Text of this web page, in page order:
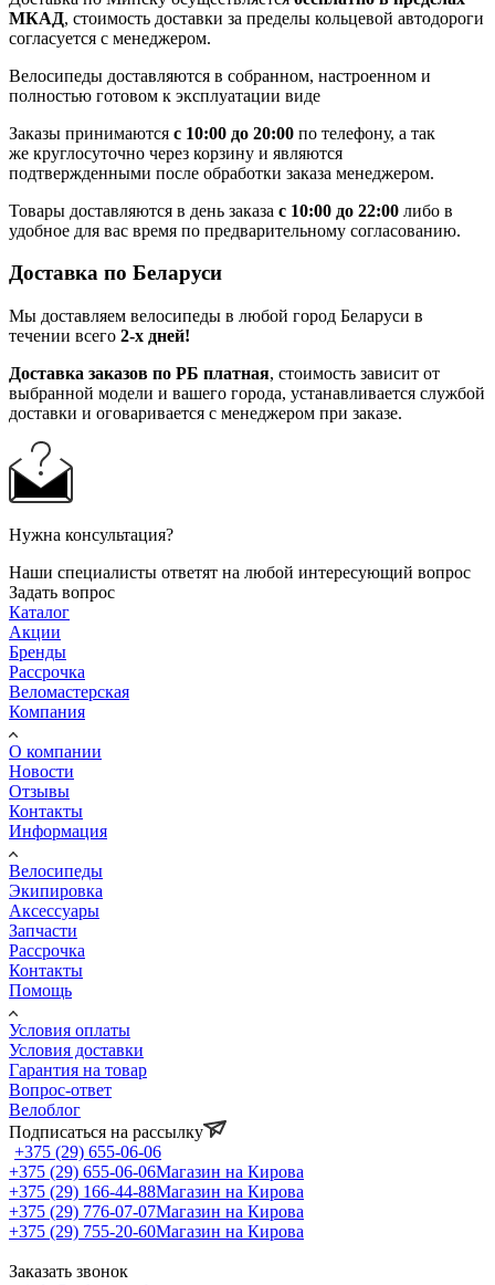
МКАД, стоимость доставки за пределы кольцевой автодороги
согласуется с менеджером.
Велосипеды доставляются в собранном, настроенном и
полностью готовом к эксплуатации виде
Заказы принимаются с 10:00 до 20:00 по телефону, а так
же круглосуточно через корзину и являются
подтвержденными после обработки заказа менеджером.
Товары доставляются в день заказа с 10:00 до 22:00 либо в
удобное для вас время по предварительному согласованию.
Доставка по Беларуси
Мы доставляем велосипеды в любой город Беларуси в
течении всего 2-х дней!
Доставка заказов по РБ платная, стоимость зависит от
выбранной модели и вашего города, устанавливается службой
доставки и оговаривается с менеджером при заказе.
Нужна консультация?
Наши специалисты ответят на любой интересующий вопрос
Задать вопрос
Каталог
Акции
Бренды
Рассрочка
Веломастерская
Компания
О компании
Новости
Отзывы
Контакты
Информация
Велосипеды
Экипировка
Аксессуары
Запчасти
Рассрочка
Контакты
Помощь
Условия оплаты
Условия доставки
Гарантия на товар
Вопрос-ответ
Велоблог
Подписаться на рассылку
+375 (29) 655-06-06
+375 (29) 655-06-06Магазин на Кирова
+375 (29) 166-44-88Магазин на Кирова
+375 (29) 776-07-07Магазин на Кирова
+375 (29) 755-20-60Магазин на Кирова
Заказать звонок